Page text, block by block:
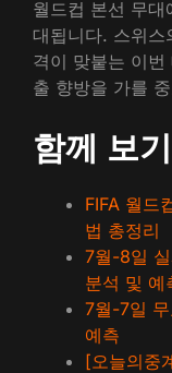
월드컵 본선 무
대됩니다. 스위
격이 맞붙는 이
출 향방을 가를
함께 보기
FIFA 월드
법 총정리
7월-8일
분석 및 예
7월-7일
예측
[오늘의중